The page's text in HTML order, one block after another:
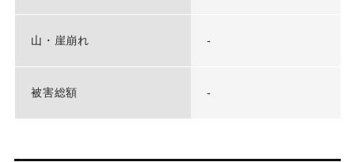
山・崖崩れ -
被害総額 -